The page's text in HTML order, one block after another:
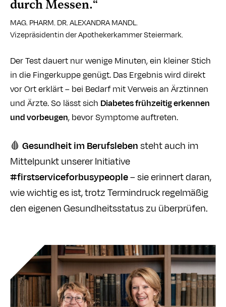
durch Messen.“
MAG. PHARM. DR. ALEXANDRA MANDL.
Vizepräsidentin der Apothekerkammer Steiermark.
Der Test dauert nur wenige Minuten, ein kleiner Stich
in die Fingerkuppe genügt. Das Ergebnis wird direkt
vor Ort erklärt – bei Bedarf mit Verweis an Ärztinnen
und Ärzte. So lässt sich Diabetes frühzeitig erkennen
und vorbeugen, bevor Symptome auftreten.
🩸 Gesundheit im Berufslebensteht auch im
Mittelpunkt unserer Initiative
#firstserviceforbusypeople– sie erinnert daran,
wie wichtig es ist, trotz Termindruck regelmäßig
den eigenen Gesundheitsstatus zu überprüfen.